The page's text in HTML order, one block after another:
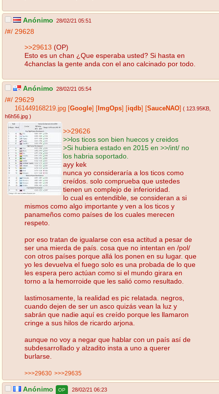
Anónimo 28/02/21 05:51
/#/ 29628
>>29613 (OP)
Esto es un chan ¿Que esperaba usted? Si hasta en
4chanclas la gente anda con el ano calcinado por todo.
Anónimo 28/02/21 05:54
/#/ 29629
161449168219.jpg Google ImgOps iqdb SauceNAO ( 123.95KB
h6h56.jpg )
>>29626
>>los ticos son bien huecos y creidos
>Si hubiera estado en 2015 en >>/int/ no
los habria soportado.
ayy kek
nunca yo consideraría a los ticos como
creídos. solo comprueba que ustedes
tienen un complejo de inferioridad.
lo cual es entendible, se consideran a si
mismos como algo importante y ven a los ticos y
panameños como países de los cuales merecen
respeto.
por eso tratan de igualarse con esa actitud a pesar de
ser una mierda de país. cosa que no intentan en /pol/
con otros países porque allá los ponen en su lugar. que
yo les devuelva el fuego solo es una probada de lo que
les espera pero actúan como si el mundo girara en
torno a la hemorroide que les salió como resultado.
lastimosamente, la realidad es pic relatada. negros,
cuando dejen de ser un asco quizás vean la luz y
sabrán que nadie aquí es creído porque les llamaron
cringe a sus hilos de ricardo arjona.
aunque no voy a negar que hablar con un país así de
subdesarrollado y alzadito insta a uno a querer
burlarse.
>>>29630 >>>29635
Anónimo OP 28/02/21 06:23